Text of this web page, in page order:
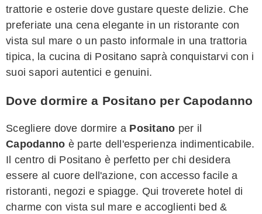
trattorie e osterie dove gustare queste delizie. Che
preferiate una cena elegante in un ristorante con
vista sul mare o un pasto informale in una trattoria
tipica, la cucina di Positano saprà conquistarvi con i
suoi sapori autentici e genuini.
Dove dormire a Positano per Capodanno
Scegliere dove dormire a Positano per il
Capodanno è parte dell'esperienza indimenticabile.
Il centro di Positano è perfetto per chi desidera
essere al cuore dell'azione, con accesso facile a
ristoranti, negozi e spiagge. Qui troverete hotel di
charme con vista sul mare e accoglienti bed &